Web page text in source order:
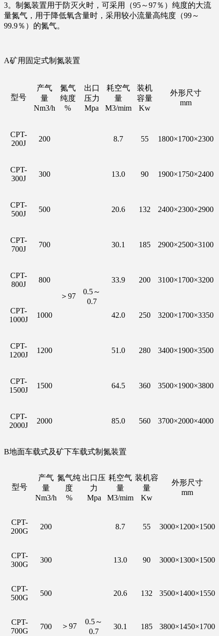
3。制氮装置用于防灭火时，可采用（95～97％）纯度的大流
量氮气，用于降低氧含量时，采用较小流量高纯度（99～
99.9％）的氮气。
A矿用固定式制氮装置
型号
产气
量
Nm3/h
氮气
纯度
%
出口
压力
Mpa
耗空气
量
M3/mim
装机
容量
Kw
外形尺寸
mm
CPT-
200J
200
＞97
0.5～
0.7
8.7 55 1800×1700×2300
CPT-
300J
300 13.0 90 1900×1750×2400
CPT-
500J
500 20.6 132 2400×2300×2900
CPT-
700J
700 30.1 185 2900×2500×3100
CPT-
800J
800 33.9 200 3100×1700×3200
CPT-
1000J
1000 42.0 250 3200×1700×3350
CPT-
1200J
1200 51.0 280 3400×1900×3500
CPT-
1500J
1500 64.5 360 3500×1900×3800
CPT-
2000J
2000 85.0 560 3700×2000×4000
B地面车载式及矿下车载式制氮装置
型号
产气
量
Nm3/h
氮气纯
度
%
出口压
力
Mpa
耗空气
量
M3/mim
装机容
量
Kw
外形尺寸
mm
CPT-
200G
200
＞97
0.5～
0.7
8.7 55 3000×1200×1500
CPT-
300G
300 13.0 90 3000×1300×1500
CPT-
500G
500 20.6 132 3500×1400×1550
CPT-
700G
700 30.1 185 3800×1450×1700